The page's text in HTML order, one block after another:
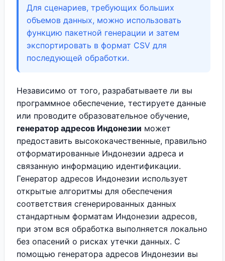
Для сценариев, требующих больших
объемов данных, можно использовать
функцию пакетной генерации и затем
экспортировать в формат CSV для
последующей обработки.
Независимо от того, разрабатываете ли вы
программное обеспечение, тестируете данные
или проводите образовательное обучение,
генератор адресов Индонезии может
предоставить высококачественные, правильно
отформатированные Индонезии адреса и
связанную информацию идентификации.
Генератор адресов Индонезии использует
открытые алгоритмы для обеспечения
соответствия сгенерированных данных
стандартным форматам Индонезии адресов,
при этом вся обработка выполняется локально
без опасений о рисках утечки данных. С
помощью генератора адресов Индонезии вы